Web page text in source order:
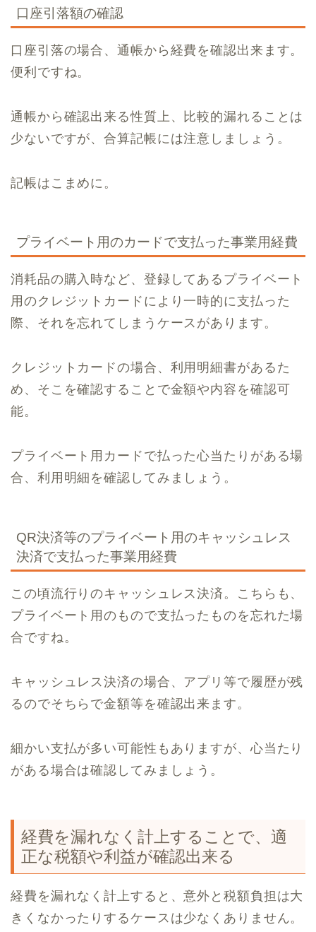
口座引落額の確認
口座引落の場合、通帳から経費を確認出来ます。
便利ですね。
通帳から確認出来る性質上、比較的漏れることは
少ないですが、合算記帳には注意しましょう。
記帳はこまめに。
プライベート用のカードで支払った事業用経費
消耗品の購入時など、登録してあるプライベート
用のクレジットカードにより一時的に支払った
際、それを忘れてしまうケースがあります。
クレジットカードの場合、利用明細書があるた
め、そこを確認することで金額や内容を確認可
能。
プライベート用カードで払った心当たりがある場
合、利用明細を確認してみましょう。
QR決済等のプライベート用のキャッシュレス
決済で支払った事業用経費
この頃流行りのキャッシュレス決済。こちらも、
プライベート用のもので支払ったものを忘れた場
合ですね。
キャッシュレス決済の場合、アプリ等で履歴が残
るのでそちらで金額等を確認出来ます。
細かい支払が多い可能性もありますが、心当たり
がある場合は確認してみましょう。
経費を漏れなく計上することで、適
正な税額や利益が確認出来る
経費を漏れなく計上すると、意外と税額負担は大
きくなかったりするケースは少なくありません。